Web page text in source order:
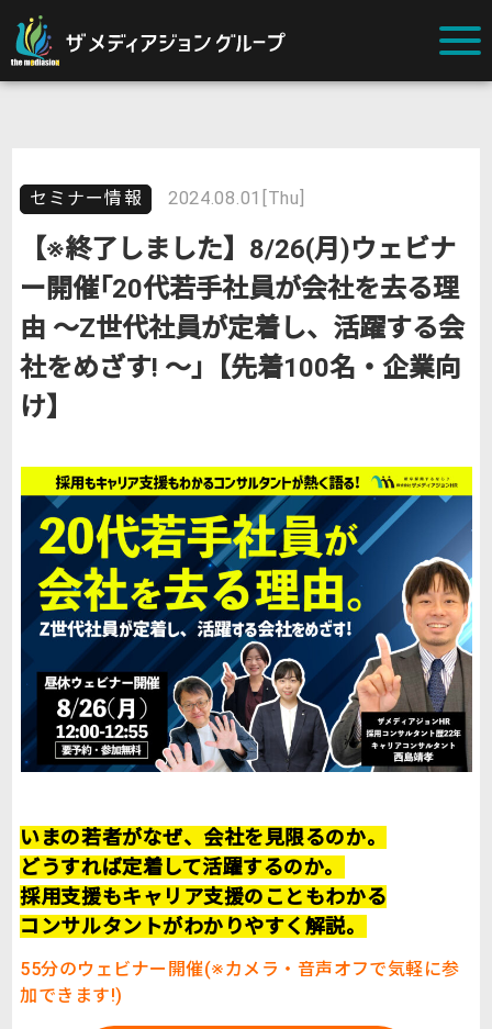
セミナー情報 2024.08.01[Thu]
【※終了しました】8/26(月)ウェビナ
ー開催｢20代若手社員が会社を去る理
由 ～Z世代社員が定着し、活躍する会
社をめざす! ～｣【先着100名・企業向
け】
いまの若者がなぜ、会社を見限るのか。
どうすれば定着して活躍するのか。
採用支援もキャリア支援のこともわかる
コンサルタントがわかりやすく解説。
55分のウェビナー開催(※カメラ・音声オフで気軽に参
加できます!)